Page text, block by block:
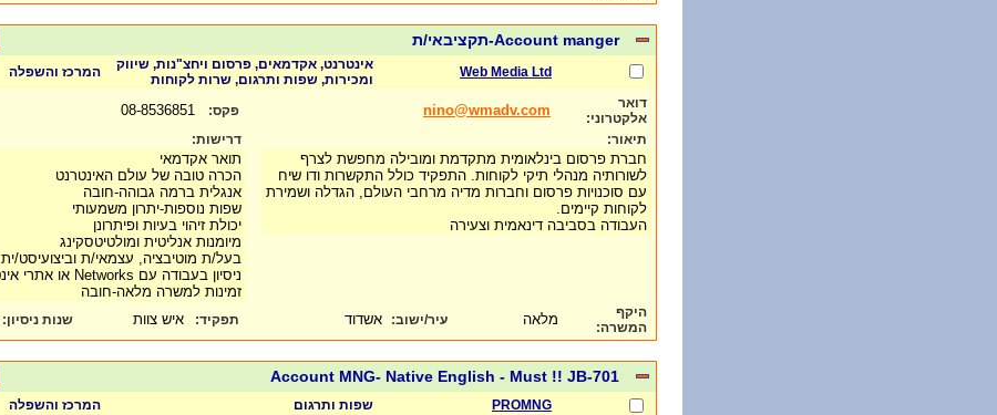
Account manger-תקציבאי/ת
Web Media Ltd
אינטרנט, אקדמאים, פרסום ויחצ"נות, שיווק
ומכירות, שפות ותרגום, שרות לקוחות
המרכז והשפלה
דואר
אלקטרוני:
nino@wmadv.com פקס:
תיאור:
חברת פרסום בינלאומית מתקדמת ומובילה מחפשת לצרף
לשורותיה מנהלי תיקי לקוחות. התפקיד כולל התקשרות ודו שיח
עם סוכנויות פרסום וחברות מדיה מרחבי העולם, הגדלה ושמירת
לקוחות קיימים.
העבודה בסביבה דינאמית וצעירה
דרישות:
תואר אקדמאי
הכרה טובה של עולם האינטרנט
אנגלית ברמה גבוהה-חובה
שפות נוספות-יתרון משמעותי
יכולת זיהוי בעיות ופיתרונן
מיומנות אנליטית ומולטיטסקינג
בעל/ת מוטיבציה, עצמאי/ת וביצועיסט/ית
ניסיון בעבודה עם Networks או אתרי אינטרנט-יתרון
זמינות למשרה מלאה-חובה
היקף
המשרה:
מלאה עיר/ישוב: אשדוד תפקיד: איש צוות שנות ניסיון:
Account MNG- Native English - Must !! JB-701
PROMNG שפות ותרגום המרכז והשפלה